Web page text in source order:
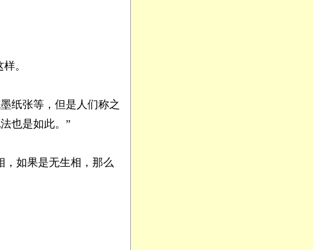
。
纸张等，但是人们称之
也是如此。”
如果是无生相，那么